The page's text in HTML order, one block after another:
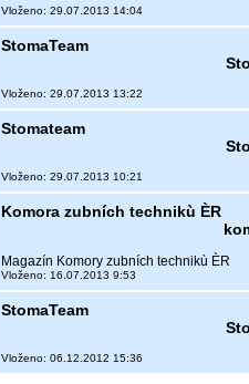
Vloženo: 29.07.2013 14:04
StomaTeam
Vloženo: 29.07.2013 13:22
Stomateam
Vloženo: 29.07.2013 10:21
Komora zubních technikù ÈR
Magazín Komory zubních technikù ÈR
Vloženo: 16.07.2013 9:53
StomaTeam
Vloženo: 06.12.2012 15:36